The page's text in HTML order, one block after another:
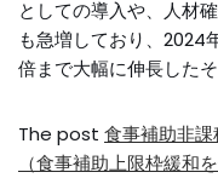
としての導入や、人材
も急増しており、2024
倍まで大幅に伸長したそ
The post 食事補助非
（食事補助上限枠緩和